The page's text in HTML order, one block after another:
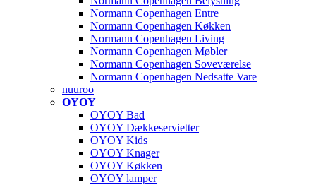
Normann Copenhagen Entre
Normann Copenhagen Køkken
Normann Copenhagen Living
Normann Copenhagen Møbler
Normann Copenhagen Soveværelse
Normann Copenhagen Nedsatte Vare
nuuroo
OYOY
OYOY Bad
OYOY Dækkeservietter
OYOY Kids
OYOY Knager
OYOY Køkken
OYOY lamper